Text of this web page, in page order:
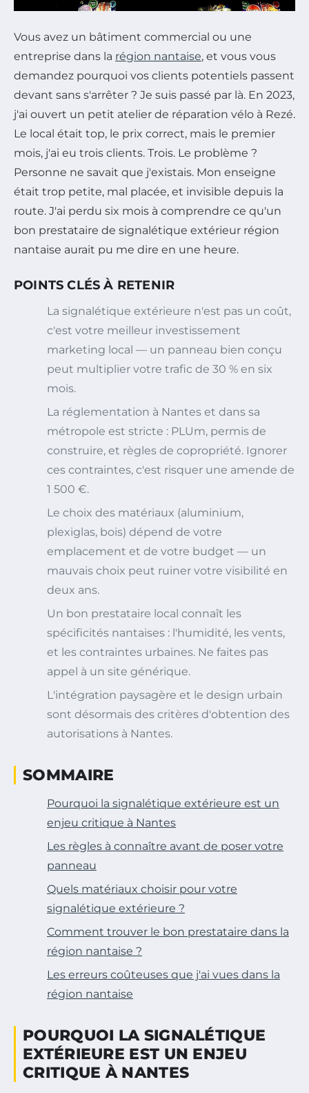
Vous avez un bâtiment commercial ou une
entreprise dans la région nantaise, et vous vous
demandez pourquoi vos clients potentiels passent
devant sans s'arrêter ? Je suis passé par là. En 2023,
j'ai ouvert un petit atelier de réparation vélo à Rezé.
Le local était top, le prix correct, mais le premier
mois, j'ai eu trois clients. Trois. Le problème ?
Personne ne savait que j'existais. Mon enseigne
était trop petite, mal placée, et invisible depuis la
route. J'ai perdu six mois à comprendre ce qu'un
bon prestataire de signalétique extérieur région
nantaise aurait pu me dire en une heure.
POINTS CLÉS À RETENIR
La signalétique extérieure n'est pas un coût,
c'est votre meilleur investissement
marketing local — un panneau bien conçu
peut multiplier votre trafic de 30 % en six
mois.
La réglementation à Nantes et dans sa
métropole est stricte : PLUm, permis de
construire, et règles de copropriété. Ignorer
ces contraintes, c'est risquer une amende de
1 500 €.
Le choix des matériaux (aluminium,
plexiglas, bois) dépend de votre
emplacement et de votre budget — un
mauvais choix peut ruiner votre visibilité en
deux ans.
Un bon prestataire local connaît les
spécificités nantaises : l'humidité, les vents,
et les contraintes urbaines. Ne faites pas
appel à un site générique.
L'intégration paysagère et le design urbain
sont désormais des critères d'obtention des
autorisations à Nantes.
SOMMAIRE
Pourquoi la signalétique extérieure est un
enjeu critique à Nantes
Les règles à connaître avant de poser votre
panneau
Quels matériaux choisir pour votre
signalétique extérieure ?
Comment trouver le bon prestataire dans la
région nantaise ?
Les erreurs coûteuses que j'ai vues dans la
région nantaise
POURQUOI LA SIGNALÉTIQUE
EXTÉRIEURE EST UN ENJEU
CRITIQUE À NANTES